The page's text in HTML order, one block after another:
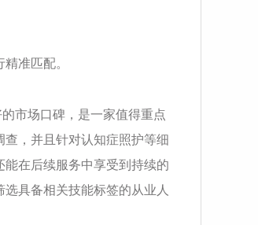
准匹配。
市场口碑，是一家值得重点
，并且针对认知症照护等细
在后续服务中享受到持续的
具备相关技能标签的从业人